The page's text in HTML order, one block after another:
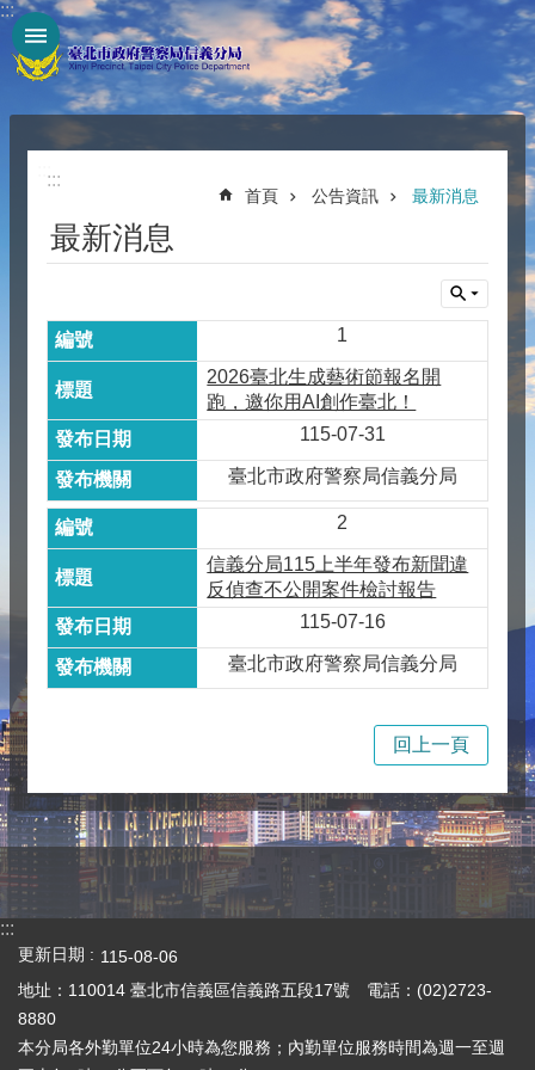
跳到主要內容區塊
:::
:::
首頁 公告資訊 最新消息
最新消息
1
2026臺北生成藝術節報名開
跑，邀你用AI創作臺北！
115-07-31
臺北市政府警察局信義分局
2
信義分局115上半年發布新聞違
反偵查不公開案件檢討報告
115-07-16
臺北市政府警察局信義分局
回上一頁
:::
更新日期
115-08-06
地址：110014 臺北市信義區信義路五段17號 電話：(02)2723-
8880
本分局各外勤單位24小時為您服務；內勤單位服務時間為週一至週